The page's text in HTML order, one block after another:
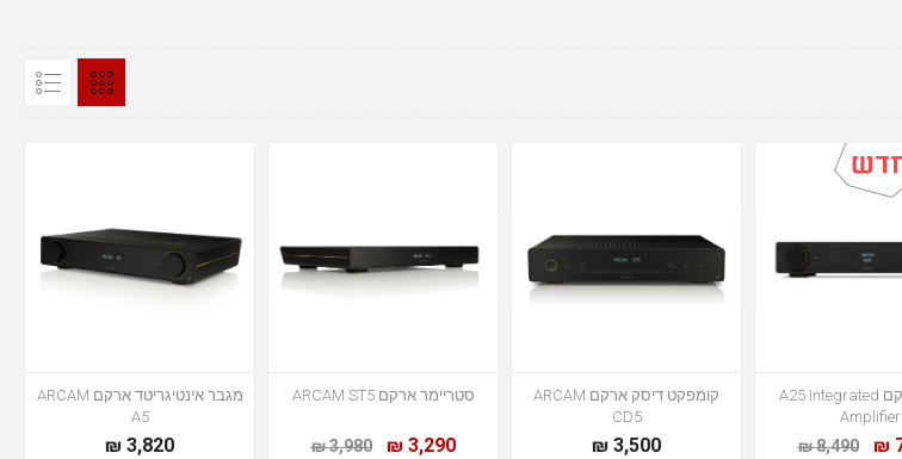
מגבר ארקם A25 Integrated
Amplifier
8,490 ₪
קומפקט דיסק ארקם ARCAM
CD5
3,500 ₪
סטריימר ארקם ARCAM ST5
3,290 ₪
3,980 ₪
מגבר אינטיגריטד ארקם ARCAM
A5
3,820 ₪